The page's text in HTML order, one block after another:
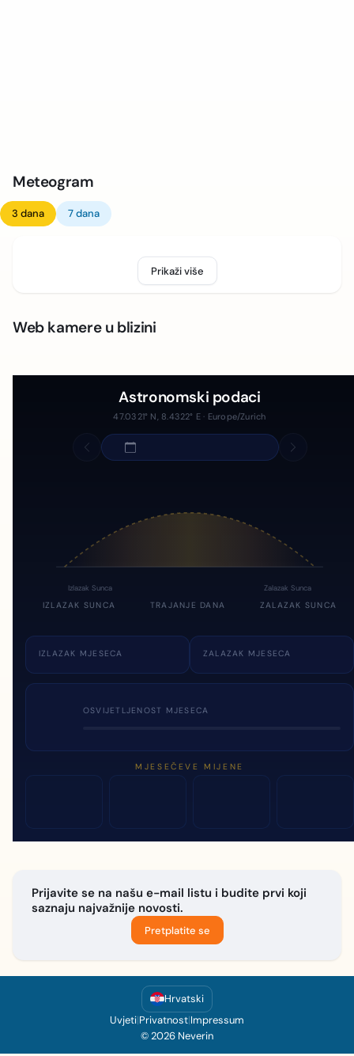
Meteogram
3 dana 7 dana
Prikaži više
Web kamere u blizini
Astronomski podaci
47.0321° N, 8.4322° E · Europe/Zurich
Izlazak Sunca Zalazak Sunca
IZLAZAK SUNCA TRAJANJE DANA ZALAZAK SUNCA
IZLAZAK MJESECA ZALAZAK MJESECA
OSVIJETLJENOST MJESECA
MJESEČEVE MIJENE
Prijavite se na našu e-mail listu i budite prvi koji
saznaju najvažnije novosti.
Pretplatite se
Hrvatski
Uvjeti|Privatnost|Impressum
© 2026 Neverin